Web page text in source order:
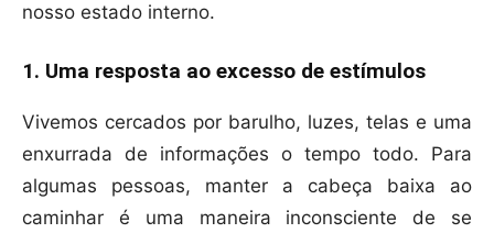
nosso estado interno.
1. Uma resposta ao excesso de estímulos
Vivemos cercados por barulho, luzes, telas e uma
enxurrada de informações o tempo todo. Para
algumas pessoas, manter a cabeça baixa ao
caminhar é uma maneira inconsciente de se